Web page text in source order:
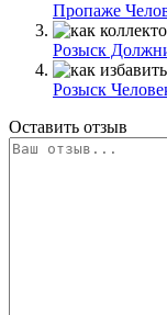
Пропаже
Розыск
Розыск
Оставить отзыв